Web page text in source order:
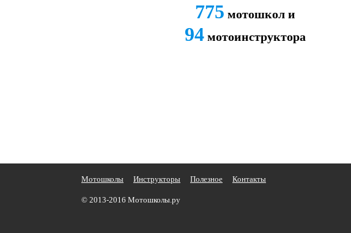
775 мотошкол и
94мотоинструктора
Мотошколы Инструкторы Полезное Контакты
© 2013-2016 Мотошколы.ру